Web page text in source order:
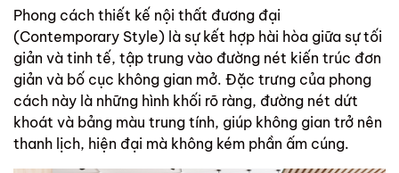
Phong cách thiết kế nội thất đương đại
(Contemporary Style) là sự kết hợp hài hòa giữa sự tối
giản và tinh tế, tập trung vào đường nét kiến trúc đơn
giản và bố cục không gian mở. Đặc trưng của phong
cách này là những hình khối rõ ràng, đường nét dứt
khoát và bảng màu trung tính, giúp không gian trở nên
thanh lịch, hiện đại mà không kém phần ấm cúng.